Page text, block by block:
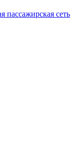
пассажирская сеть